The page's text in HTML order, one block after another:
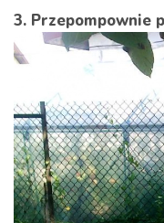
3. Przepompownie